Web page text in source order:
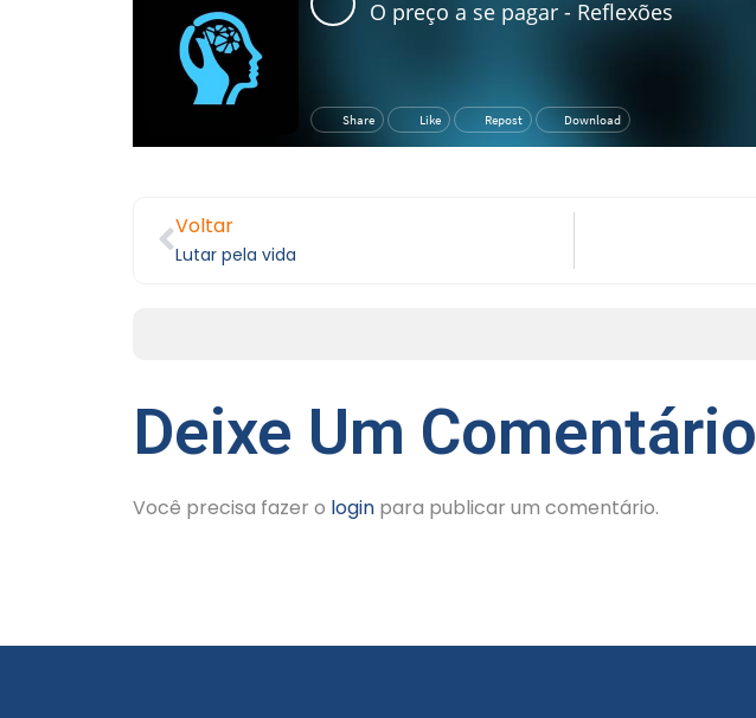
Voltar
Lutar pela vida
Deixe Um Comentário
Você precisa fazer o login para publicar um comentário.